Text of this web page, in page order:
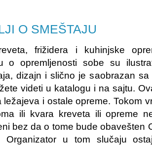
O SMEŠTAJU
frižidera i kuhinjske
o opremljenosti sobe su
dizajn i slično je saobrazan
videti u katalogu i na sajtu.
ležajeva i ostale opreme. Tokom
ili kvara kreveta ili opreme
bez da o tome bude obavešten
Organizator u tom slučaju